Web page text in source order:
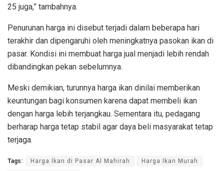
25 juga,” tambahnya.
Penurunan harga ini disebut terjadi dalam beberapa hari
terakhir dan dipengaruhi oleh meningkatnya pasokan ikan di
pasar. Kondisi ini membuat harga jual menjadi lebih rendah
dibandingkan pekan sebelumnya.
Meski demikian, turunnya harga ikan dinilai memberikan
keuntungan bagi konsumen karena dapat membeli ikan
dengan harga lebih terjangkau. Sementara itu, pedagang
berharap harga tetap stabil agar daya beli masyarakat tetap
terjaga.
Tags: Harga Ikan di Pasar Al Mahirah Harga Ikan Murah